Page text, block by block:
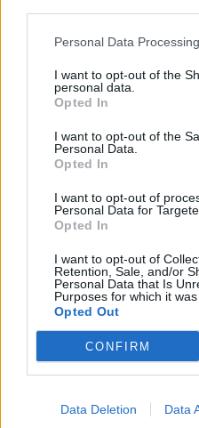
Personal Data
I want to opt-out of the
personal data.
Opted In
I want to opt-out of the
Personal Data.
Opted In
I want to opt-out of
Personal Data for
Opted In
I want to opt-out of
Retention, Sale, and/or
Personal Data that Is
Purposes for which it was
Opted Out
CONFIRM
Data Deletion Data